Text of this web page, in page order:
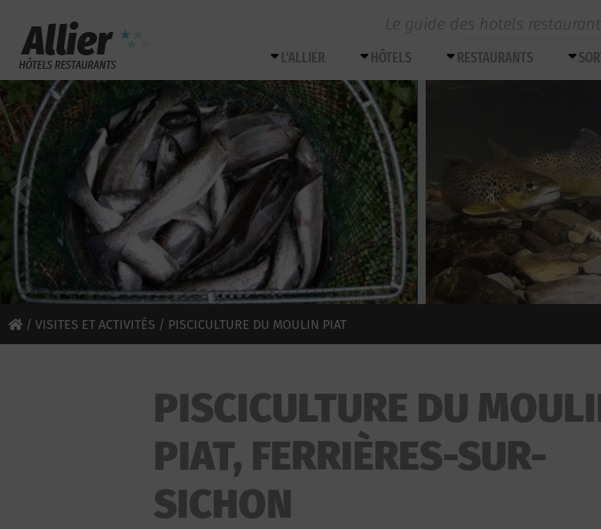
Le guide des hotels
L’ALLIER HÔTELS RESTAURANTS
/ VISITES ET ACTIVITÉS / PISCICULTURE DU MOULIN PIAT
PISCICULTURE DU
PIAT, FERRIÈRES-SUR-
SICHON